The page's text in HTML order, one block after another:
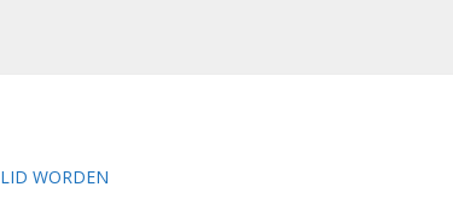
LID WORDEN